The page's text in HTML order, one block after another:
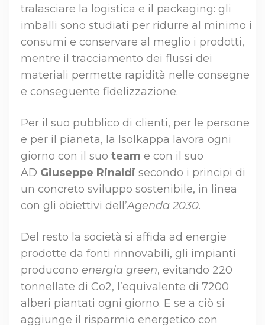
tralasciare la logistica e il packaging: gli
imballi sono studiati per ridurre al minimo i
consumi e conservare al meglio i prodotti,
mentre il tracciamento dei flussi dei
materiali permette rapidità nelle consegne
e conseguente fidelizzazione.
Per il suo pubblico di clienti, per le persone
e per il pianeta, la Isolkappa lavora ogni
giorno con il suo team e con il suo
AD Giuseppe Rinaldi secondo i principi di
un concreto sviluppo sostenibile, in linea
con gli obiettivi dell’Agenda 2030.
Del resto la società si affida ad energie
prodotte da fonti rinnovabili, gli impianti
producono energia green, evitando 220
tonnellate di Co2, l’equivalente di 7200
alberi piantati ogni giorno. E se a ciò si
aggiunge il risparmio energetico con